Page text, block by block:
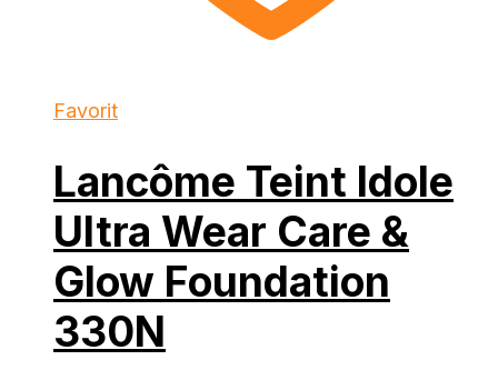
Favorit
Lancôme Teint Idole
Ultra Wear Care &
Glow Foundation
330N